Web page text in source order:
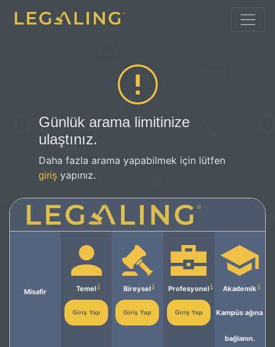
Günlük arama limitinize
ulaştınız.
Daha fazla arama yapabilmek için lütfen
giriş yapınız.
Misafir Temel
Giriş Yap
Bireysel
Giriş Yap
Profesyonel
Giriş Yap
Akademik
Kampüs ağına
bağlanın.